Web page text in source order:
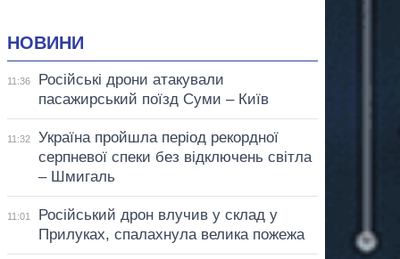
НОВИНИ
11:36
Російські дрони атакували
пасажирський поїзд Суми – Київ
11:32
Україна пройшла період рекордної
серпневої спеки без відключень світла
– Шмигаль
11:01
Російський дрон влучив у склад у
Прилуках, спалахнула велика пожежа